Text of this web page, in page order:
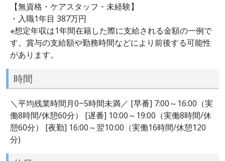
【無資格・ケアスタッフ・未経験】
・入職1年目 387万円
※想定年収は1年間在籍した際に支給される金額の一例で
す。賞与の支給額や勤務時間などにより前後する可能性
があります。
時間
＼平均残業時間月0~5時間未満／ [早番] 7:00～16:00（実
働8時間/休憩60分） [遅番] 10:00～19:00（実働8時間/休
憩60分） [夜勤] 16:00～翌10:00（実働16時間/休憩120
分)